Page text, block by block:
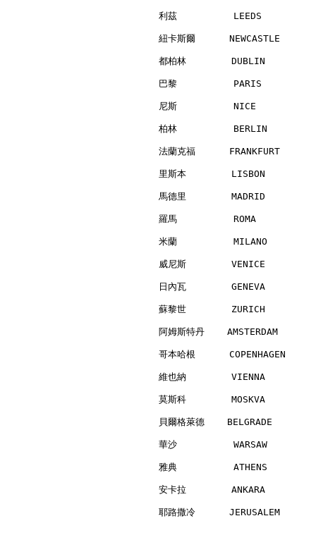
利茲          LEEDS
紐卡斯爾
都柏林        DUBLIN
巴黎          PARIS
尼斯          NICE
柏林          BERLIN
法蘭克福
里斯本        LISBON
馬德里        MADRID
羅馬          ROMA
米蘭          MILANO
威尼斯        VENICE
日內瓦        GENEVA
蘇黎世        ZURICH
阿姆斯特丹
哥本哈根
維也納        VIENNA
莫斯科        MOSKVA
貝爾格萊德    BELGRADE
華沙          WARSAW
雅典          ATHENS
安卡拉        ANKARA
耶路撒冷